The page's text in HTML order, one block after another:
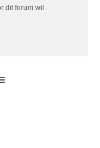
dit forum wil